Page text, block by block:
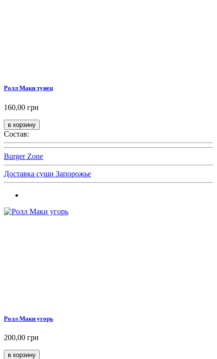
Ролл Маки тунец
160,00 грн
Состав:
Burger Zone
Доставка суши Запорожье
Ролл Маки угорь
200,00 грн